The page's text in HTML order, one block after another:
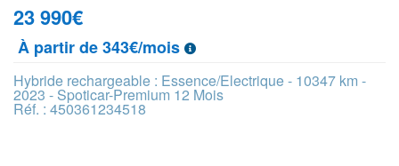
23 990€
À partir de 343€/mois
Hybride rechargeable : Essence/Electrique - 10347 km -
2023 - Spoticar-Premium 12 Mois
Réf. : 450361234518